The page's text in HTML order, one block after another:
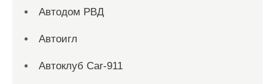
Автодом РВД
Автоигл
Автоклуб Car-911